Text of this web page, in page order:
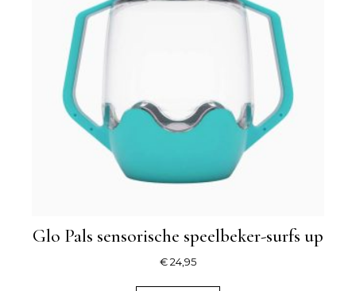
Glo Pals sensorische speelbeker-surfs up
€24,95